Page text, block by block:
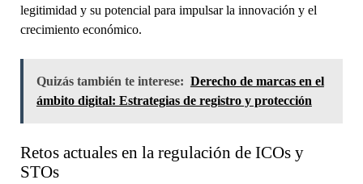
legitimidad y su potencial para impulsar la innovación y el
crecimiento económico.
Quizás también te interese: Derecho de marcas en el
ámbito digital: Estrategias de registro y protección
Retos actuales en la regulación de ICOs y
STOs